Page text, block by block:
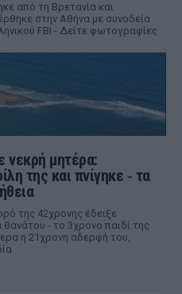
από τη Βρετανία και
στην Αθήνα με συνοδεία
FBI - Δείτε φωτογραφίες
νεκρή μητέρα:
της και πνίγηκε ‑ τα
της 42χρονης έδειξε
- το 3χρονο παιδί της
η 21χρονη αδερφή του,